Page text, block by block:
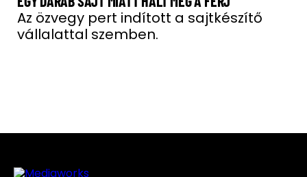
Az özvegy pert indított a sajtkészítő
vállalattal szemben.